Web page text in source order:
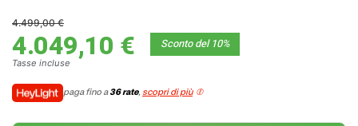
4.499,00 €
4.049,10 € Sconto del 10%
Tasse incluse
paga fino a36 rate, scopri di più